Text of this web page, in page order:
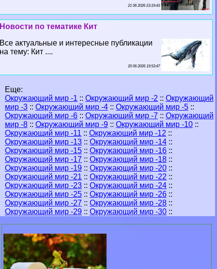
21 06 2026 23:19:43
Новости по тематике Кит
Все актуальные и интересные публикации
на тему: Кит ....
20 06 2026 19:53:47
Еще:
Окружающий мир -1 :: Окружающий мир -2 :: Окружающий
мир -3 :: Окружающий мир -4 :: Окружающий мир -5 ::
Окружающий мир -6 :: Окружающий мир -7 :: Окружающий
мир -8 :: Окружающий мир -9 :: Окружающий мир -10 ::
Окружающий мир -11 :: Окружающий мир -12 ::
Окружающий мир -13 :: Окружающий мир -14 ::
Окружающий мир -15 :: Окружающий мир -16 ::
Окружающий мир -17 :: Окружающий мир -18 ::
Окружающий мир -19 :: Окружающий мир -20 ::
Окружающий мир -21 :: Окружающий мир -22 ::
Окружающий мир -23 :: Окружающий мир -24 ::
Окружающий мир -25 :: Окружающий мир -26 ::
Окружающий мир -27 :: Окружающий мир -28 ::
Окружающий мир -29 :: Окружающий мир -30 ::